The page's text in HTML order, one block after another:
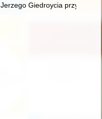
Jerzego Giedroycia przygoda